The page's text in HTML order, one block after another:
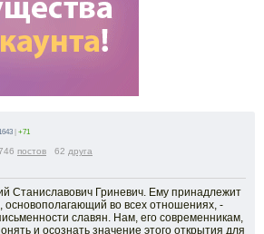
| +71
постов 62 друга
Станиславович Гриневич. Ему принадлежит
во всех отношениях, -
славян. Нам, его современникам,
и осознать значение этого открытия для